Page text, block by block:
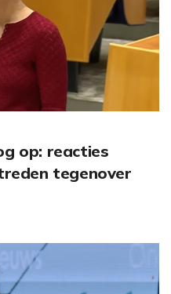
op: reacties
tegenover